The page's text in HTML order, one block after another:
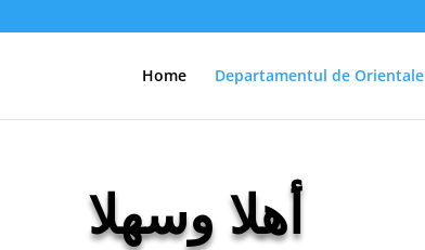
Home Departamentul de Orientale
أهلا وسهلا